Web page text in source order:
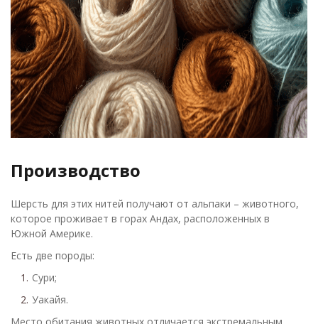
Производство
Шерсть для этих нитей получают от альпаки – животного,
которое проживает в горах Андах, расположенных в
Южной Америке.
Есть две породы:
Сури;
Уакайя.